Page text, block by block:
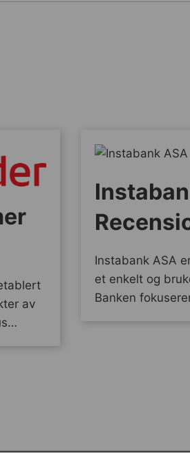
av
Instabank ASA
et enkelt og
Banken